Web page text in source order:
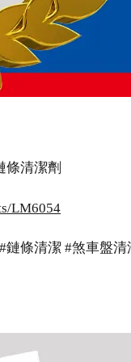
條清潔劑
LM6054
鏈條清潔 #煞車盤清